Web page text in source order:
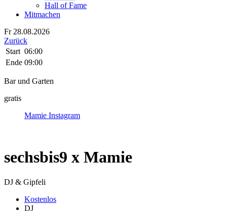
Hall of Fame
Mitmachen
Fr 28.08.2026
Zurück
Start 06:00
Ende 09:00
Bar und Garten
gratis
Mamie Instagram
sechsbis9 x Mamie
DJ & Gipfeli
Kostenlos
DJ